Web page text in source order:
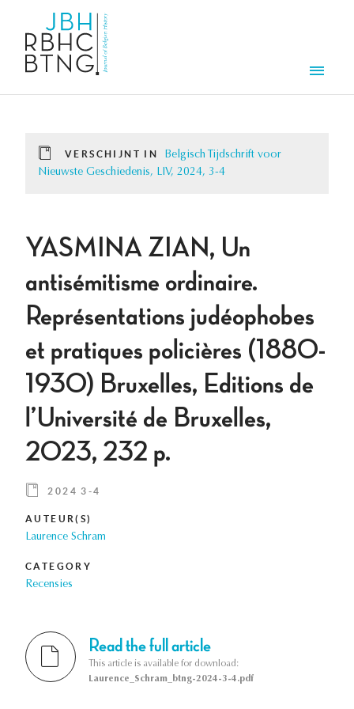
VERSCHIJNT IN
Belgisch Tijdschrift voor
Nieuwste Geschiedenis, LIV, 2024, 3-4
YASMINA ZIAN, Un
antisémitisme ordinaire.
Représentations judéophobes
et pratiques policières (1880-
1930) Bruxelles, Editions de
l’Université de Bruxelles,
2023, 232 p.
2024 3-4
AUTEUR(S)
Laurence Schram
CATEGORY
Recensies
Read the full article
This article is available for download:
Laurence_Schram_btng-2024-3-4.pdf